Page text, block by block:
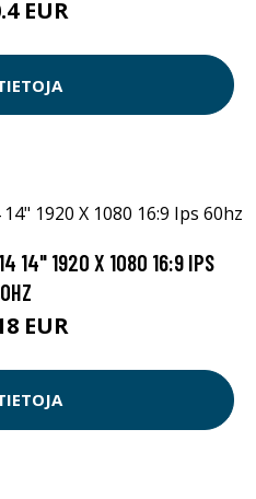
EUR
14" 1920 X 1080 16:9 IPS
EUR